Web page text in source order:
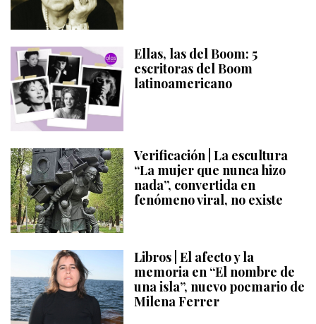
Ellas, las del Boom: 5
escritoras del Boom
latinoamericano
Verificación | La escultura
“La mujer que nunca hizo
nada”, convertida en
fenómeno viral, no existe
Libros | El afecto y la
memoria en “El nombre de
una isla”, nuevo poemario de
Milena Ferrer